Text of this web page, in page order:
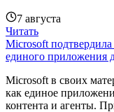
7 августа
Читать
Microsoft
единого приложения
Microsoft в своих
как единое
контента и агенты.